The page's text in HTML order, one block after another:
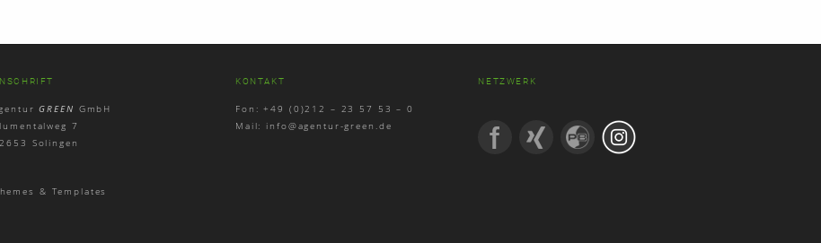
GREEN GmbH
7
Solingen
KONTAKT
Fon: +49 (0)212 – 23 57 53 – 0
Mail: info@agentur-green.de
NETZWERK
& Templates